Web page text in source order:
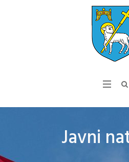
Javni